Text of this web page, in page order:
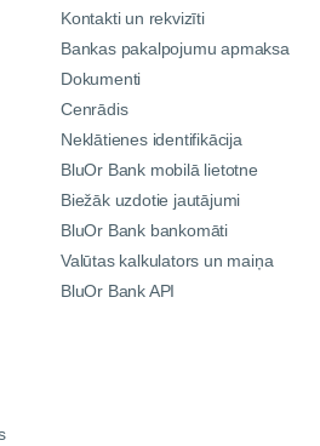
Kontakti un rekvizīti
Bankas pakalpojumu apmaksa
Dokumenti
Cenrādis
Neklātienes identifikācija
BluOr Bank mobilā lietotne
Biežāk uzdotie jautājumi
BluOr Bank bankomāti
Valūtas kalkulators un maiņa
BluOr Bank API